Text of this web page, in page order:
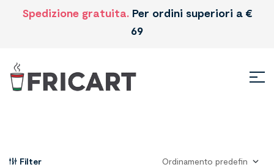
Spedizione gratuita. Per ordini superiori a €
69
Filter